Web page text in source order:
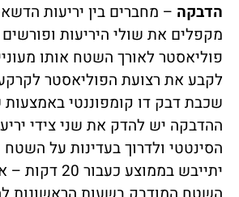
הדבקה – מחברים בין יריעות
מקפלים את שולי היריעות
פוליאסטר לאורך השטח אותו
לקבע את רצועת הפוליאסטר לקרקע
שכבת דבק דו קומפוננטי
ההדבקה יש להדק את שני צידי
הסינטטי ולדרוך בעדינות על
יתייבש בממוצע